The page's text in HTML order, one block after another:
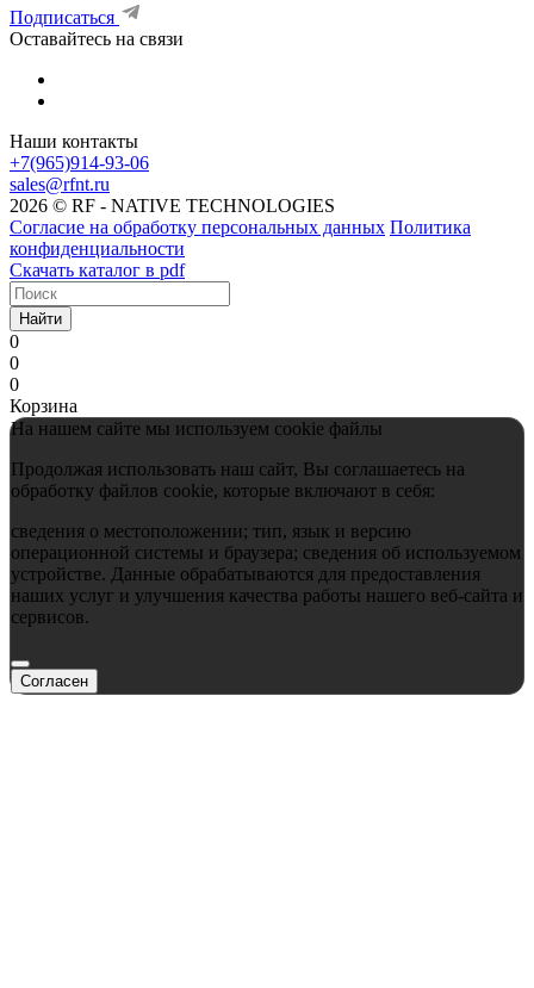
Подписаться
Оставайтесь на связи
Наши контакты
+7(965)914-93-06
sales@rfnt.ru
2026 © RF - NATIVE TECHNOLOGIES
Согласие на обработку персональных данных Политика
конфиденциальности
Скачать каталог в pdf
Найти
0
0
0
Корзина
На нашем сайте мы используем cookie файлы
Продолжая использовать наш сайт, Вы соглашаетесь на
обработку файлов cookie, которые включают в себя:
сведения о местоположении; тип, язык и версию
операционной системы и браузера; сведения об используемом
устройстве. Данные обрабатываются для предоставления
наших услуг и улучшения качества работы нашего веб-сайта и
сервисов.
Согласен